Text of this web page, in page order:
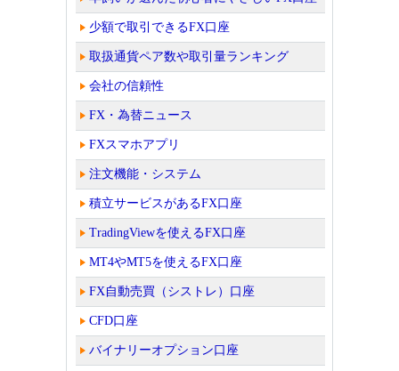
少額で取引できるFX口座
取扱通貨ペア数や取引量ランキング
会社の信頼性
FX・為替ニュース
FXスマホアプリ
注文機能・システム
積立サービスがあるFX口座
TradingViewを使えるFX口座
MT4やMT5を使えるFX口座
FX自動売買（シストレ）口座
CFD口座
バイナリーオプション口座